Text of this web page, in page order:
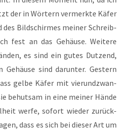
der in Wör­tern ver­merk­te Käfer
des Bild­schir­mes mei­ner Schreib­
fest an das Gehäu­se. Wei­te­re
es sind ein gutes Dut­zend,
sind dar­un­ter. Ges­tern
gel­be Käfer mit vier­und­zwan­
behut­sam in eine mei­ner Hän­de
wer­fe, sofort wie­der zurück­
dass es sich bei die­ser Art um